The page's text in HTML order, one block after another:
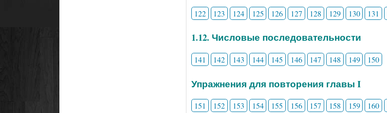
122 123 124 125 126 127 128 129 130 131
1.12. Числовые последовательности
141 142 143 144 145 146 147 148 149 150
Упражнения для повторения главы I
151 152 153 154 155 156 157 158 159 160